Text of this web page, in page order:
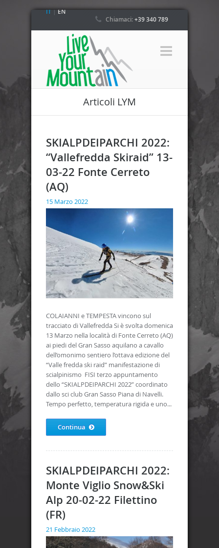
IT|EN
Chiamaci:+39 340 789
Articoli LYM
SKIALPDEIPARCHI 2022:
“Vallefredda Skiraid” 13-
03-22 Fonte Cerreto
(AQ)
15 Marzo 2022
COLAIANNI e TEMPESTA vincono sul
tracciato di Vallefredda Si è svolta domenica
13 Marzo nella località di Fonte Cerreto (AQ)
ai piedi del Gran Sasso aquilano a cavallo
dell’omonimo sentiero l’ottava edizione del
“Valle fredda ski raid” manifestazione di
scialpinismo FISI terzo appuntamento
dello “SKIALPDEIPARCHI 2022” coordinato
dallo sci club Gran Sasso Piana di Navelli.
Tempo perfetto, temperatura rigida e uno...
Continua
SKIALPDEIPARCHI 2022:
Monte Viglio Snow&Ski
Alp 20-02-22 Filettino
(FR)
21 Febbraio 2022